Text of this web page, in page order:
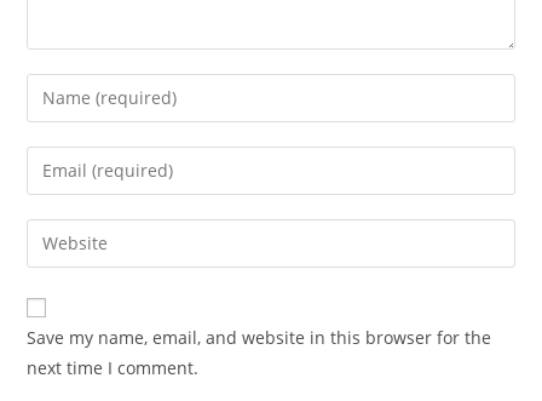
Enter
your
name
comment
Enter
your
email
address
comment
Enter
your
website
URL
(optional)
Save my name, email, and website in this browser for the
next time I comment.